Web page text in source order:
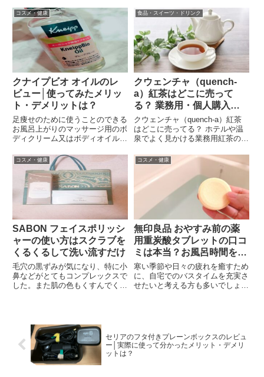
中で紹介されたストレス対策のひ
とつとして、ミントの香りが効果
があるということが紹介されてい
ました。香りでストレス対策は
証。初心者でも安心して使えるコ
ツと、お得な購入方法も紹介しま
す。
コスメ・健康
クナイプビオ オイルのレ
ビュー│使ってみたメリッ
ト・デメリットは？
足痩せのために使うことのできる
お風呂上がりのマッサージ用のボ
ディクリーム又はボディオイルを
体の保湿もしたい・マッサージ用
に滑りも良い・ベタつかない・肌
が荒れない・値段も手頃こんなオ
イルを探していてました。クナ
イ...
食品・スイーツ・ドリンク
クウェンチャ（quench-
a）紅茶はどこに売って
る？ 業務用・個人購入・
種類・味の違い・選び方ま
で
クウェンチャ（quench-a）紅茶
はどこに売ってる？ ホテルや温
泉でよく見かける業務用紅茶の購
理由、個人購入の可否、種類や味
の違い、向いている人までわかり
やすくまとめました。
コスメ・健康
SABON フェイスポリッシ
ャーの使い方はスクラブを
くるくるして洗い流すだけ
毛穴の黒ずみが気になり、特に小
鼻などがとてもコンプレックスで
した。また肌の色もくすんでくる
を透明感のある明るく綺麗なもの
にしたくて色々試したり、調べ
た...
コスメ・健康
無印良品 おやすみ前の薬
用重炭酸タブレットの口コ
ミは本当？お風呂時間を格
上げする理由
寒い季節や日々の疲れを癒すため
に、自宅でのバスタイムを充実さ
せたいと考える方も多いでしょ
や仕事や家事で忙しい日々を過ご
し...
セリアのフタ付きプレーンボックスのレビュ
ー│実際に使って分かったメリット・デメリ
ットは？